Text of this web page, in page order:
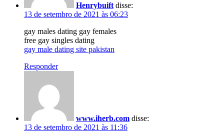
Henrybuift disse:
13 de setembro de 2021 às 06:23
gay males dating gay females
free gay singles dating
gay male dating site pakistan
Responder
www.iherb.com disse:
13 de setembro de 2021 às 11:36